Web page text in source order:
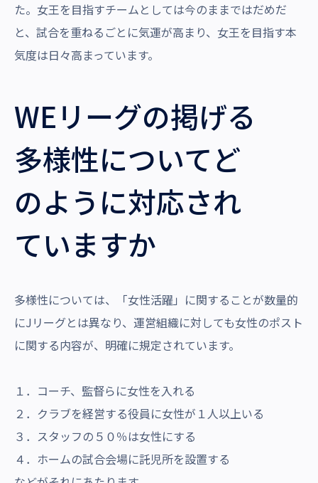
た。女王を目指すチームとしては今のままではだめだ
と、試合を重ねるごとに気運が高まり、女王を目指す本
気度は日々高まっています。
WEリーグの掲げる
多様性についてど
のように対応され
ていますか
多様性については、「女性活躍」に関することが数量的
にJリーグとは異なり、運営組織に対しても女性のポスト
に関する内容が、明確に規定されています。
１．コーチ、監督らに女性を入れる
２．クラブを経営する役員に女性が１人以上いる
３．スタッフの５０％は女性にする
４．ホームの試合会場に託児所を設置する